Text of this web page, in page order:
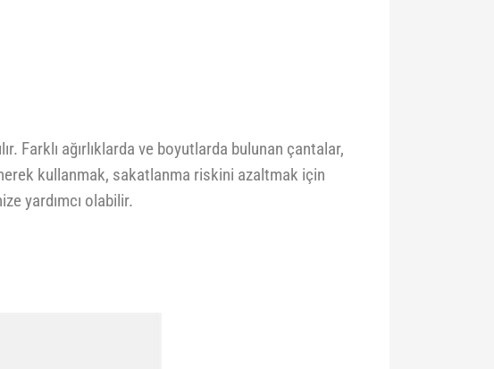
Farklı ağırlıklarda ve boyutlarda bulunan çantalar,
kullanmak, sakatlanma riskini azaltmak için
yardımcı olabilir.